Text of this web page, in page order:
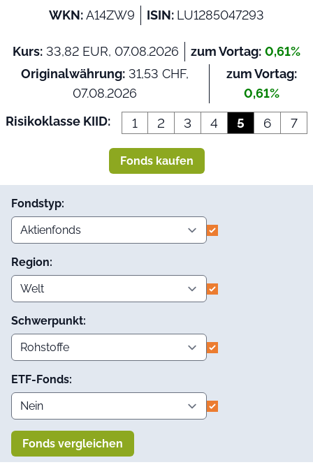
WKN:A14ZW9 ISIN: LU1285047293
Kurs: 33,82 EUR, 07.08.2026 zum Vortag: 0,61%
Originalwährung:31,53 CHF,
07.08.2026
zum Vortag:
0,61%
Risikoklasse KIID:
1 2 3 4 5 6 7
Fonds kaufen
Fondstyp:
Region:
Schwerpunkt:
ETF-Fonds:
Fonds vergleichen